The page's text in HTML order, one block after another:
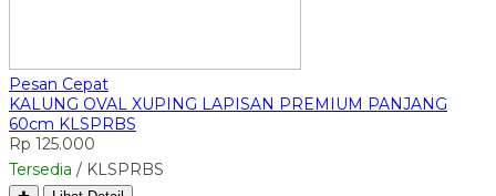
Pesan Cepat
KALUNG OVAL XUPING LAPISAN PREMIUM PANJANG
60cm KLSPRBS
Rp 125.000
Tersedia / KLSPRBS